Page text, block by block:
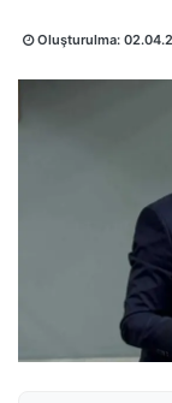
Oluşturulma: